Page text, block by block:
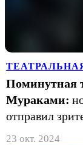
Поминутная
Мураками:
отправил
23 окт. 2024